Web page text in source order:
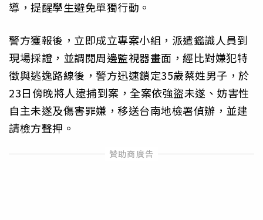
導，提醒學生避免單獨行動。
警方獲報後，立即成立專案小組，派遣鑑識人員到
現場採證，並調閱周邊監視器畫面，經比對嫌犯特
徵與逃逸路線後，警方迅速鎖定35歲蔡姓男子，於
23日傍晚將人逮捕到案，全案依強盜未遂、妨害性
自主未遂及傷害罪嫌，移送台南地檢署偵辦，並建
請檢方聲押。